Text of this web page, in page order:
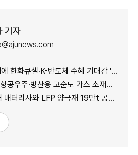
기자
한화큐셀·K-반도체 수혜 기대감 '쑥'
방산용 고순도 가스 소재분야 글로벌 인증 획득
리사와 LFP 양극재 19만t 공급계약 체결